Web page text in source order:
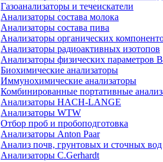
Газоанализаторы и течеискатели
Анализаторы состава молока
Анализаторы состава пива
Анализаторы органических
Анализаторы радиоактивных изотопов
Анализаторы физических параметров
Биохимические анализаторы
Иммунохимические анализаторы
Комбинированные портативные
Анализаторы HACH-LANGE
Анализаторы WTW
Отбор проб и пробоподготовка
Анализаторы Anton Paar
Анализ почв, грунтовых и сточных вод
Анализаторы C.Gerhardt